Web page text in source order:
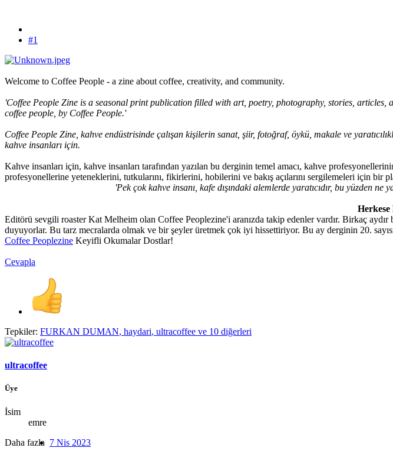
#1
Welcome to Coffee People - a zine about coffee, creativity, and community.
'Coffee People Zine is a seasonal print publication filled with art, poetry, photography, stories,
coffee people, by Coffee People.'
Coffee People Zine, kahve endüstrisinde çalışan kişilerin sanat, şiir, fotoğraf, öykü, makale ve
kahve insanları için.
Kahve insanları için, kahve insanları tarafından yazılan bu derginin temel amacı, kahve
profesyonellerine yeteneklerini, tutkularını, fikirlerini, hobilerini ve bakış açılarını sergilemeleri için bir
'Pek çok kahve insanı, kafe dışındaki alemlerde yaratıcıdır, bu yüzden
Editörü sevgili roaster Kat Melheim olan Coffee Peoplezine'i aranızda takip edenler vardır. Birkaç
duyuyorlar. Bu tarz mecralarda olmak ve bir şeyler üretmek çok iyi hissettiriyor. Bu ay derginin 20.
Coffee Peoplezine Keyifli Okumalar Dostlar!
Cevapla
Tepkiler: FURKAN DUMAN, haydari, ultracoffee ve 10 diğerleri
ultracoffee
Üye
İsim
emre
Daha fazla 7 Nis 2023